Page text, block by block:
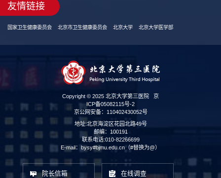
友情链接
国家卫生健康委员会 北京市卫生健康委员会 北京大学 北京大学医学部
Copyright © 2025 北京大学第三医院
京
ICP备05082115号-2
京公网安备：110402430052号
地址:北京海淀区花园北路49号
邮编：100191
联系电话:010-82266699
E-mail：bysy#bjmu.edu.cn（#替换为@）
院长信箱 在线调查